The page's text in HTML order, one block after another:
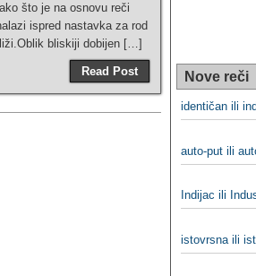
što je na osnovu reči
ispred nastavka za rod
bliskiji dobijen […]
Read Post Nove reči
identičan ili
auto-put ili
Indijac ili
istovrsna ili